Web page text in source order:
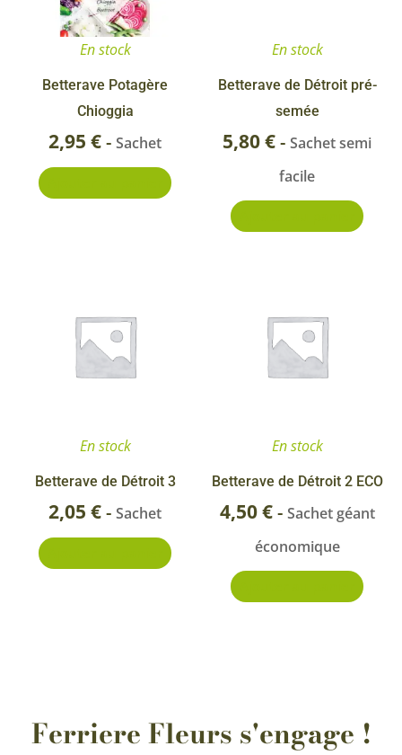
En stock
Betterave Potagère
Chioggia
2,95 €- Sachet
En stock
Betterave de Détroit pré-
semée
5,80€- Sachet semi
facile
En stock
Betterave de Détroit 3
2,05 €- Sachet
En stock
Betterave de Détroit 2 ECO
4,50€- Sachet géant
économique
Ferriere Fleurs s'engage !